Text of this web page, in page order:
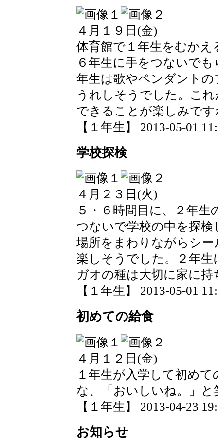
４月１９日(金)
体育館で１年生をむか
６年生に手をつないで
年生は歌やペンダント
うれしそうでした。こ
できることが楽しみです
【１年生】 2013-05-01
学校探検
４月２３日(火)
５・６時間目に、２年
つないで学校の中を探
場所をまわりながらシ
楽しそうでした。２年
ガオの種は大切に家に
【１年生】 2013-05-01
初めての給食
４月１２日(金)
１年生が入学して初め
な、「おいしいね。」
【１年生】 2013-04-23
お知らせ